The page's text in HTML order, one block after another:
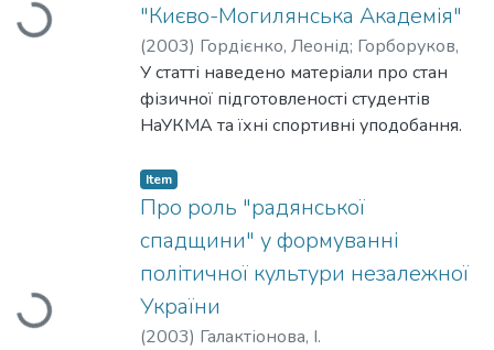
Loading...
"Києво-Могилянська Академія"
(2003) Гордієнко, Леонід; Горборуков,
В.;Збанацький, С.
У статті наведено матеріали про стан
фізичної підготовленості студентів
НаУКМА та їхні спортивні уподобання.
Loading...
Item
Про роль "радянської
спадщини" у формуванні
політичної культури незалежної
України
(2003) Галактіонова, І.